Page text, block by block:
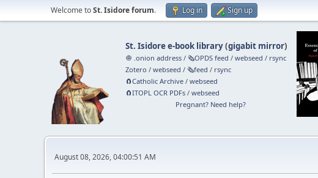
Welcome toSt. Isidore forum. Log in Sign up
St. Isidore e-book library(gigabit mirror)
🧅 .onion address /🗞️OPDS feed /webseed / rsync
Zotero /webseed /🗞️feed / rsync
🧲⁠Catholic Archive /webseed
🧲⁠ITOPL OCR PDFs /webseed
Pregnant? Need help?
August 08, 2026, 04:00:51 AM